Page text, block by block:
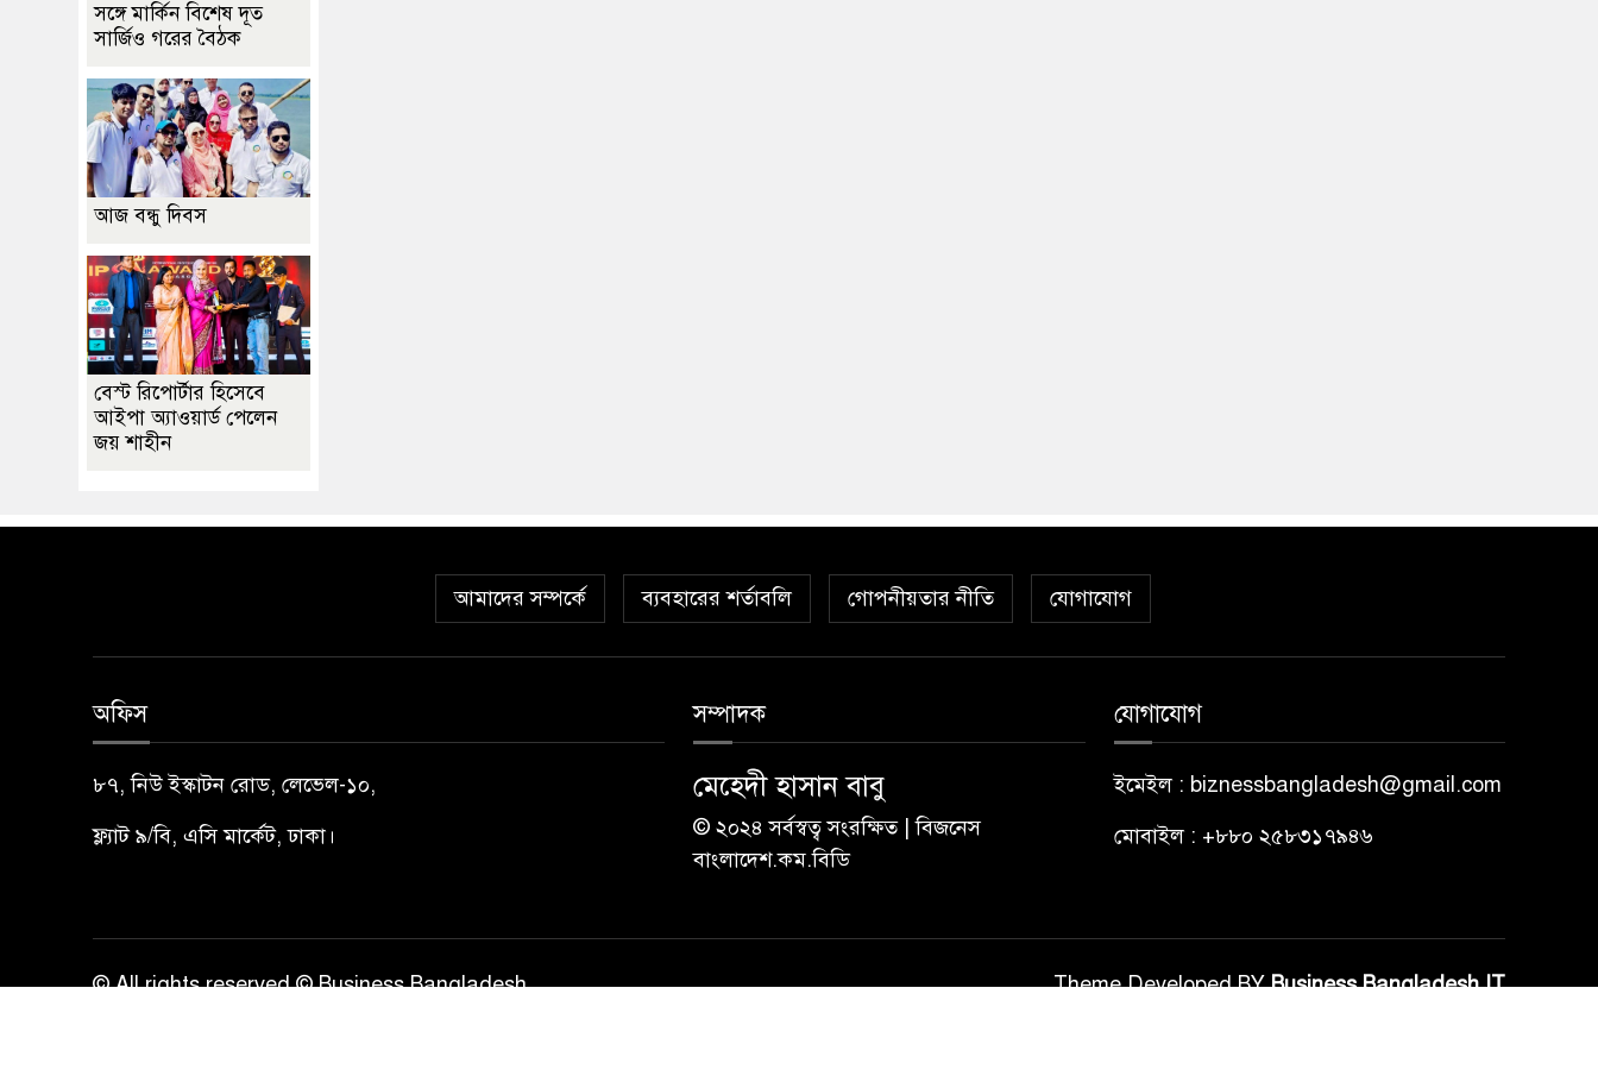
সঙ্গে মার্কিন বিশেষ দূত
সার্জিও গরের বৈঠক
আজ বন্ধু দিবস
বেস্ট রিপোর্টার হিসেবে
আইপা অ্যাওয়ার্ড পেলেন
জয় শাহীন
আমাদের সম্পর্কে ব্যবহারের শর্তাবলি গোপনীয়তার নীতি যোগাযোগ
অফিস
৮৭, নিউ ইস্কাটন রোড, লেভেল-১০,
ফ্ল্যাট ৯/বি, এসি মার্কেট, ঢাকা।
সম্পাদক
মেহেদী হাসান বাবু
© ২০২৪ সর্বস্বত্ব সংরক্ষিত | বিজনেস
বাংলাদেশ.কম.বিডি
যোগাযোগ
ইমেইল : biznessbangladesh@gmail.com
মোবাইল : +৮৮০ ২৫৮৩১৭৯৪৬
© All rights reserved © Business Bangladesh Theme Developed BYBusiness Bangladesh IT